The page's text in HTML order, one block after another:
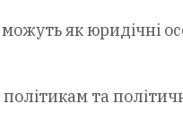
як юридічні
та